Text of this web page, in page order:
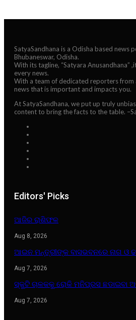
SatyaSandhana is a Odisha based news
Bhubaneswar, Odisha.
With its tagline, “Satyara Anusandhana”
every news.
With a team of dedicated reporters from
news that is important and impacts you.
At SatyaSandhana, we put up truly
content to bring the facts to the table.
Editors' Picks
ଆଜିର ରାଶିଫଳ
Aug 8, 2026
ଆଇନ ମନ୍ତ୍ରୀଙ୍କ ବାସଭବନରେ ନାଗ ଓ
Aug 7, 2026
ସ୍କୁଟି ଚାଳକକୁ ରୋକି ମନିପ୍ରସ ଛଡାଇବା
Aug 7, 2026